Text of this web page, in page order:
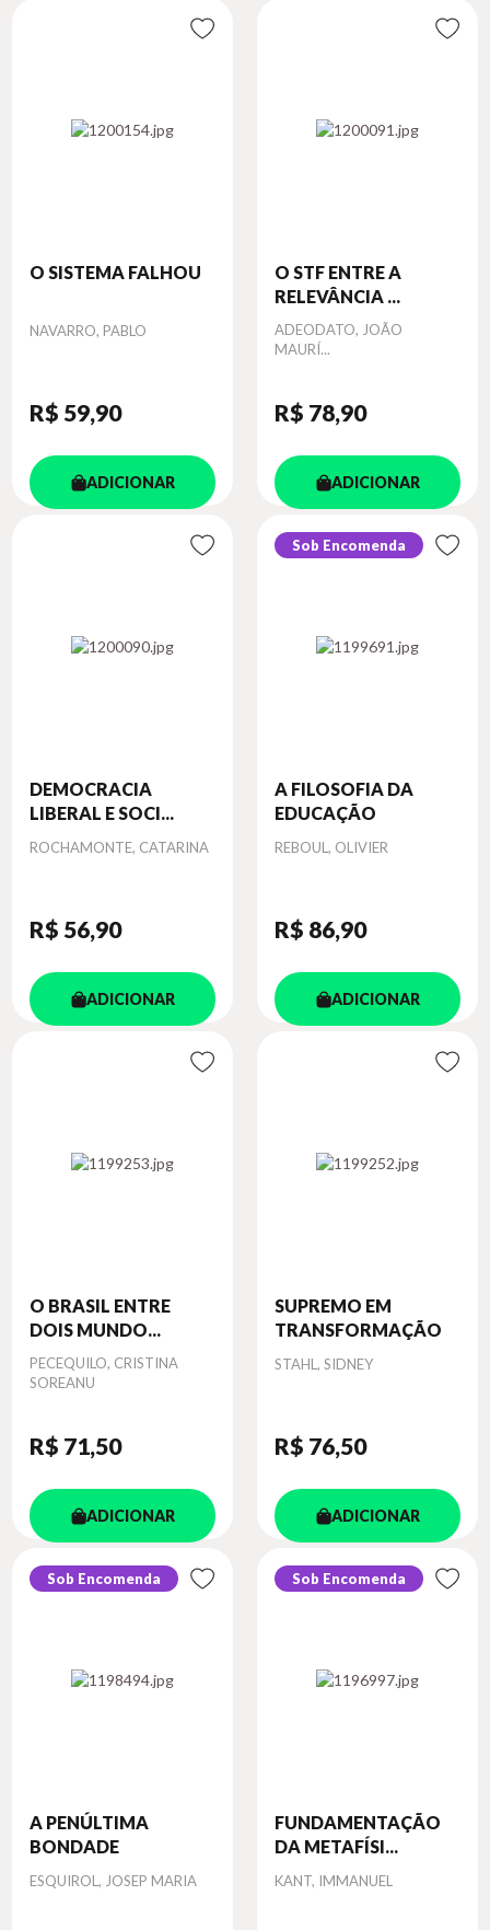
O SISTEMA FALHOU
Autor
NAVARRO, PABLO
R$ 59,90
ADICIONAR
O STF ENTRE A
RELEVÂNCIA ...
Autor
ADEODATO, JOÃO
MAURÍ...
R$ 78,90
ADICIONAR
DEMOCRACIA
LIBERAL E SOCI...
Autor
ROCHAMONTE, CATARINA
R$ 56,90
ADICIONAR
Sob Encomenda
A FILOSOFIA DA
EDUCAÇÃO
Autor
REBOUL, OLIVIER
R$ 86,90
ADICIONAR
O BRASIL ENTRE
DOIS MUNDO...
Autor
PECEQUILO, CRISTINA
SOREANU
R$ 71,50
ADICIONAR
SUPREMO EM
TRANSFORMAÇÃO
Autor
STAHL, SIDNEY
R$ 76,50
ADICIONAR
Sob Encomenda
A PENÚLTIMA
BONDADE
Autor
ESQUIROL, JOSEP MARIA
Sob Encomenda
FUNDAMENTAÇÃO
DA METAFÍSI...
Autor
KANT, IMMANUEL